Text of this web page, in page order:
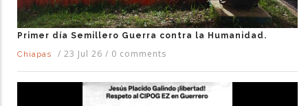
Primer día Semillero Guerra contra la Humanidad.
Chiapas
/ 23 Jul 26 / 0 comments